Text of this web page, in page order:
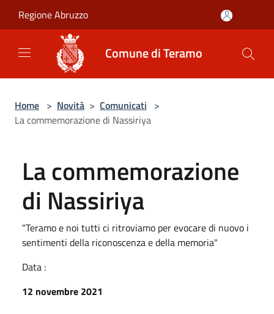
Regione Abruzzo
Comune di Teramo
Home > Novità > Comunicati >
La commemorazione di Nassiriya
La commemorazione
di Nassiriya
"Teramo e noi tutti ci ritroviamo per evocare di nuovo i
sentimenti della riconoscenza e della memoria"
Data :
12 novembre 2021